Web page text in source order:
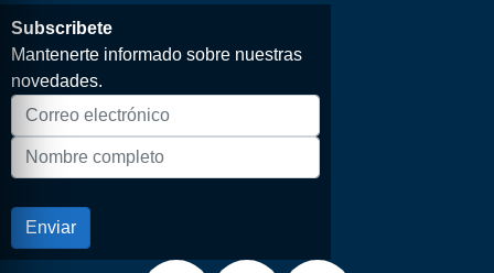
Subscribete
Mantenerte informado sobre nuestras
novedades.